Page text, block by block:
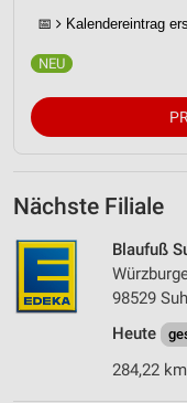
📅 Kalendereintrag
Nächste Filiale
Blaufuß
98529
Heute
284,22